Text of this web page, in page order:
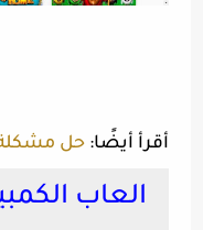
أقرأ أيضًا:حل مشكلة
العاب